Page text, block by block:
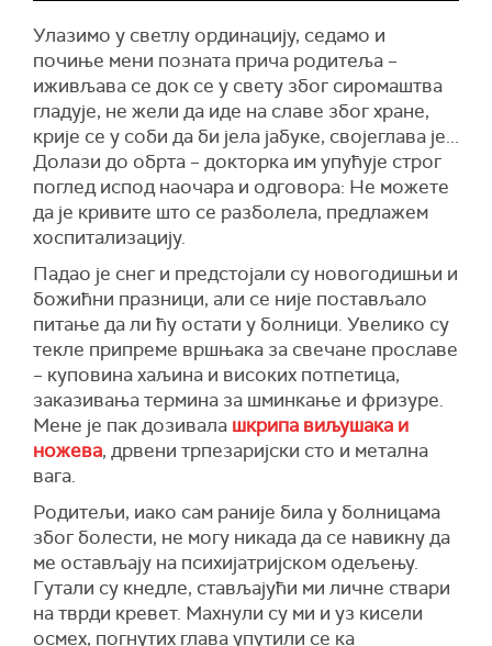
Улазимо у светлу ординацију, седамо и
почиње мени позната прича родитеља –
иживљава се док се у свету због сиромаштва
гладује, не жели да иде на славе због хране,
крије се у соби да би јела јабуке, својеглава је...
Долази до обрта – докторка им упућује строг
поглед испод наочара и одговора: Не можете
да је кривите што се разболела, предлажем
хоспитализацију.
Падао је снег и предстојали су новогодишњи и
божићни празници, али се није постављало
питање да ли ћу остати у болници. Увелико су
текле припреме вршњака за свечане прославе
– куповина хаљина и високих потпетица,
заказивања термина за шминкање и фризуре.
Мене је пак дозивала шкрипа виљушака и
ножева, дрвени трпезаријски сто и метална
вага.
Родитељи, иако сам раније била у болницама
због болести, не могу никада да се навикну да
ме остављају на психијатријском одељењу.
Гутали су кнедле, стављајући ми личне ствари
на тврди кревет. Махнули су ми и уз кисели
осмех, погнутих глава упутили се ка